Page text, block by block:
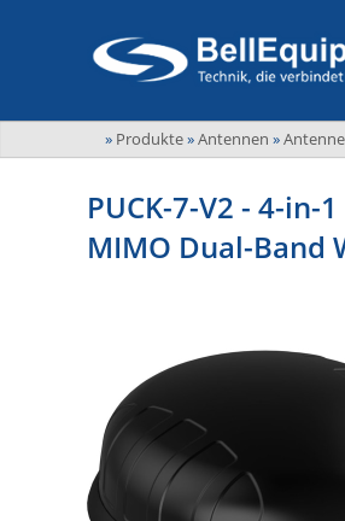
» Produkte»Antennen »
PUCK-7-V2 - 4-
MIMO Dual-Band